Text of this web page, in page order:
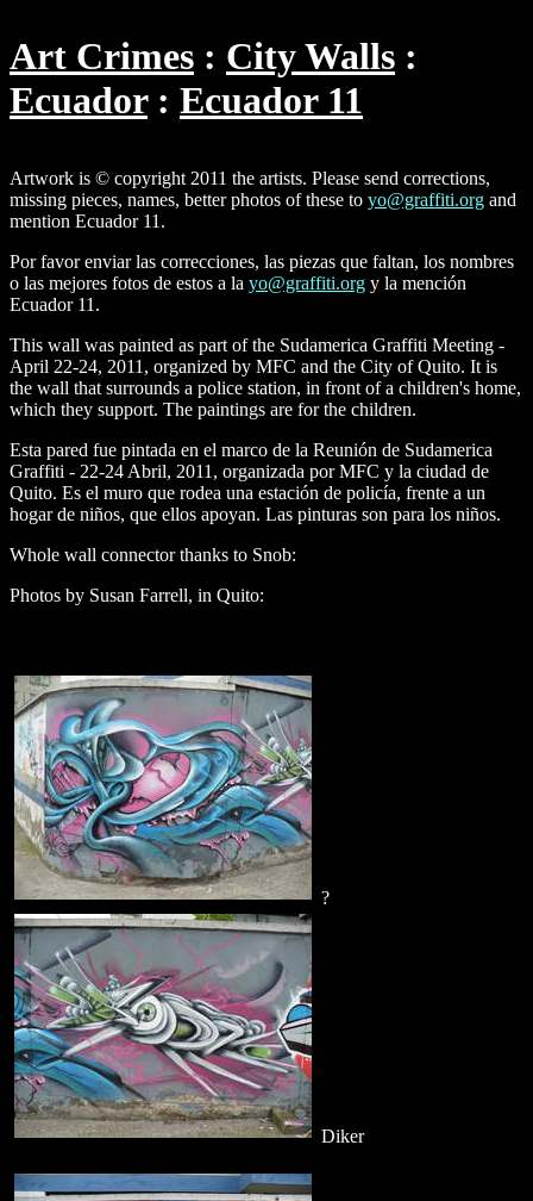
Art Crimes
City Walls
Ecuador
Ecuador 11
Artwork is © copyright 2011 the artists. Please send corrections,
missing pieces, names, better photos of these to yo@graffiti.org and
mention Ecuador 11.
Por favor enviar las correcciones, las piezas que faltan, los nombres
o las mejores fotos de estos a la yo@graffiti.org y la mención
Ecuador 11.
This wall was painted as part of the Sudamerica Graffiti Meeting -
April 22-24, 2011, organized by MFC and the City of Quito. It is
the wall that surrounds a police station, in front of a children's home,
which they support. The paintings are for the children.
Esta pared fue pintada en el marco de la Reunión de Sudamerica
Graffiti - 22-24 Abril, 2011, organizada por MFC y la ciudad de
Quito. Es el muro que rodea una estación de policía, frente a un
hogar de niños, que ellos apoyan. Las pinturas son para los niños.
Whole wall connector thanks to Snob:
Photos by Susan Farrell, in Quito:
?
Diker